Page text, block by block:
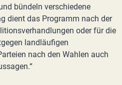
bündeln verschiedene
dient das Programm nach der
oder für die
landläufigen
nach den Wahlen auch